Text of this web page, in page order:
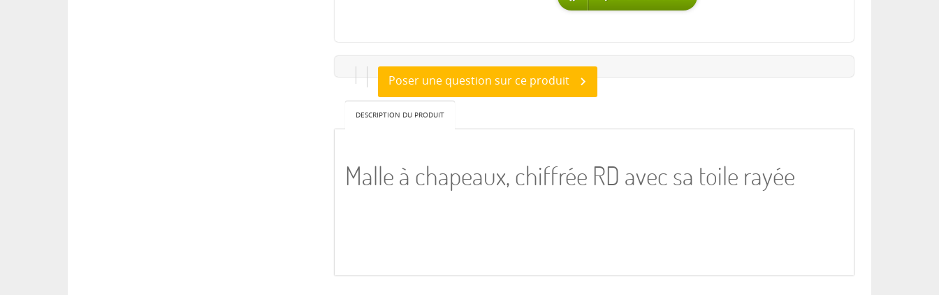
Poser une question sur ce produit
DESCRIPTION DU PRODUIT
Malle à chapeaux, chiffrée RD avec sa toile rayée